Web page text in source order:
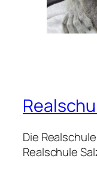
Die
Realschule